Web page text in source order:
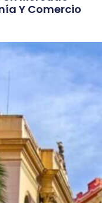
Y Comercio